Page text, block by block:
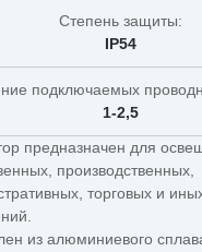
Степень защиты:
IP54
подключаемых
1-2,5
предназначен для
производственных,
торговых и
из алюминиевого